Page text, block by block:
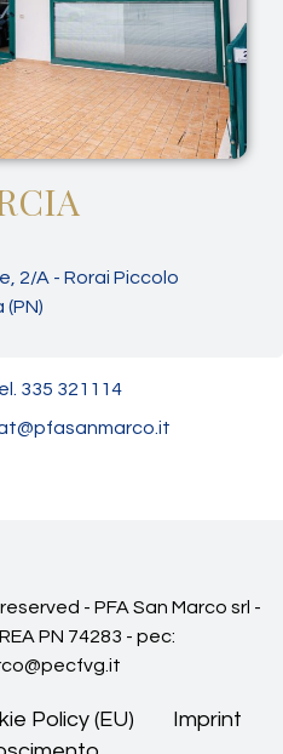
2/A - Rorai Piccolo
(PN)
335 321114
- PFA San Marco srl -
PN 74283 - pec:
Policy (EU)
Imprint